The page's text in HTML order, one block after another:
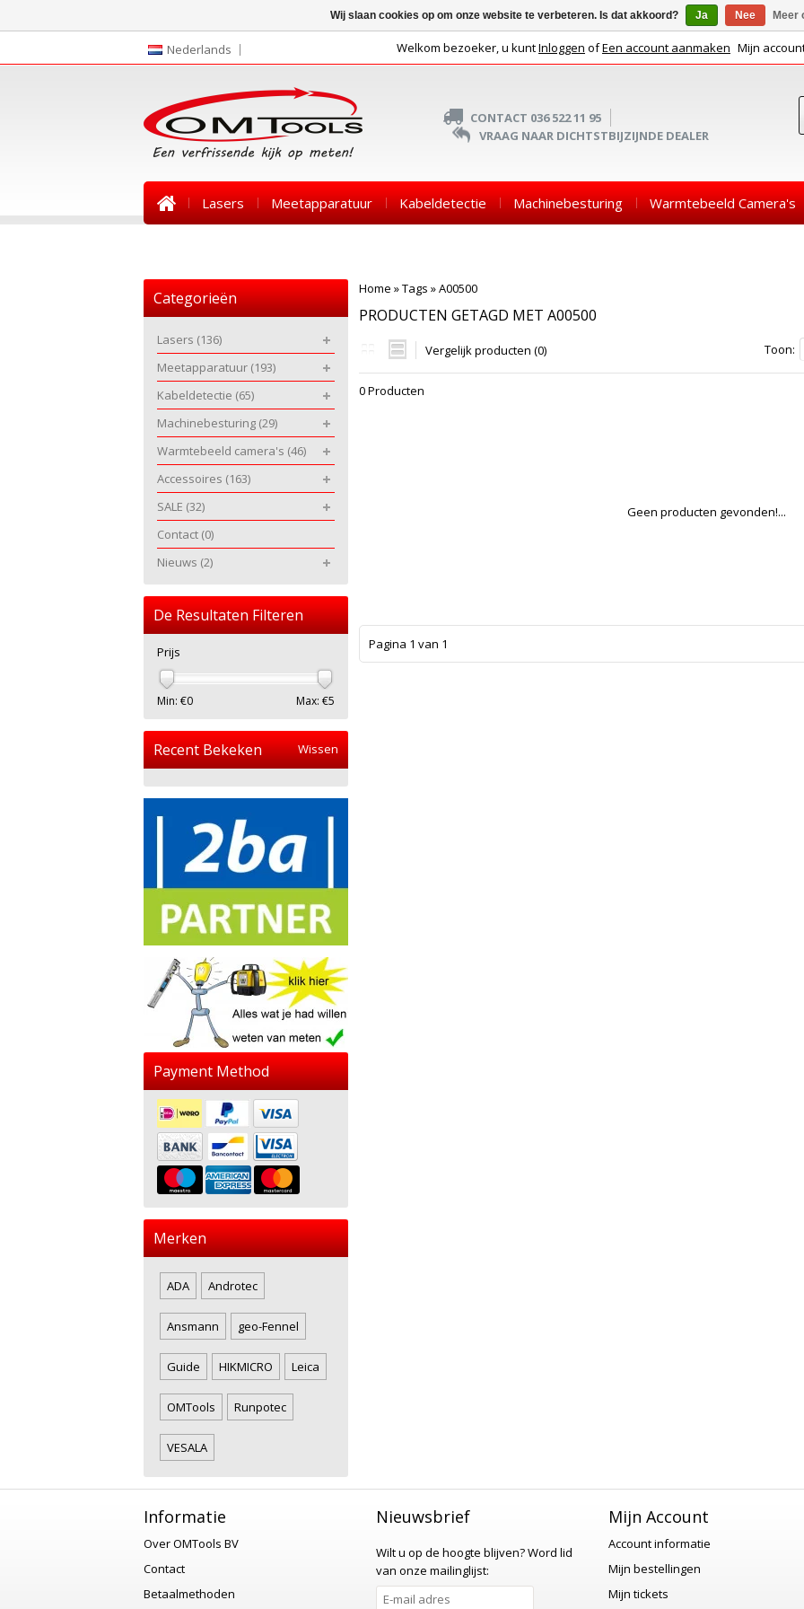
Nederlands Welkom bezoeker, u kuntInloggen ofEen account aanmaken Mijn
CONTACT 036 522 11 95
VRAAG NAAR DICHTSTBIJZIJNDE DEALER
Lasers Meetapparatuur Kabeldetectie Machinebesturing Warmtebeeld Camera's
Home »Tags »A00500
PRODUCTEN GETAGD MET A00500
Vergelijk producten (0) Toon:
0 Producten
Geen producten gevonden!...
Pagina 1 van 1
Categorieën
Lasers (136)
Meetapparatuur (193)
Kabeldetectie (65)
Machinebesturing (29)
Warmtebeeld camera's (46)
Accessoires (163)
SALE (32)
Contact (0)
Nieuws (2)
De Resultaten Filteren
Prijs
Min: €0 Max: €5
Recent Bekeken Wissen
Payment Method
Merken
ADA Androtec
Ansmann geo-Fennel
Guide HIKMICRO Leica
OMTools Runpotec
VESALA
Informatie
Over OMTools BV
Contact
Betaalmethoden
Nieuwsbrief
Wilt u op de hoogte blijven?Word lid
van onze mailinglijst:
Mijn Account
Account informatie
Mijn bestellingen
Mijn tickets
Wij slaan cookies op om onze website te verbeteren. Is dat akkoord? Ja Nee Meer